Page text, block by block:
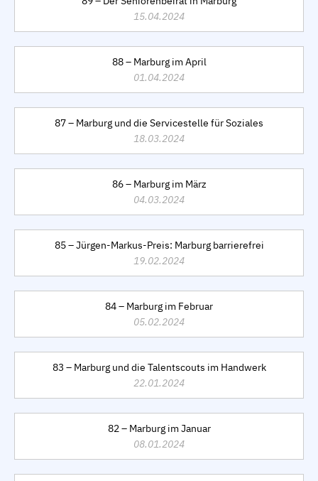
15.04.2024
88 – Marburg im April
01.04.2024
87 – Marburg und die Servicestelle für Soziales
18.03.2024
86 – Marburg im März
04.03.2024
85 – Jürgen-Markus-Preis: Marburg barrierefrei
19.02.2024
84 – Marburg im Februar
05.02.2024
83 – Marburg und die Talentscouts im Handwerk
22.01.2024
82 – Marburg im Januar
08.01.2024